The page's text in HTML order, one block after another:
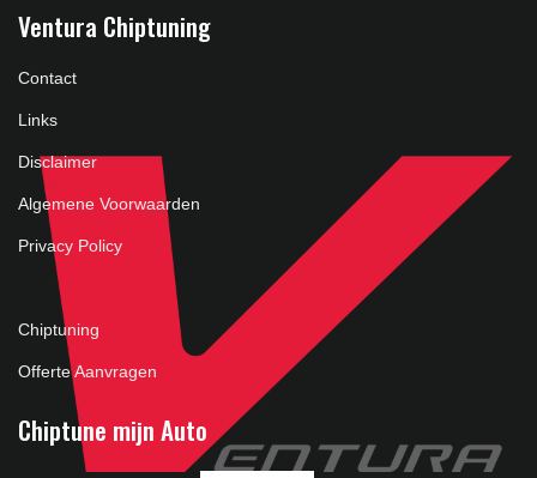
Ventura Chiptuning
Contact
Links
Disclaimer
Algemene Voorwaarden
Privacy Policy
Chiptuning
Offerte Aanvragen
Chiptune mijn Auto